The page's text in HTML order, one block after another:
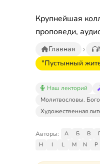
Крупнейшая
проповеди,
Главная
"Пустынный
Наш лекторий
Молитвословы.
Художественная
Авторы: А Б В
H
I L M N P